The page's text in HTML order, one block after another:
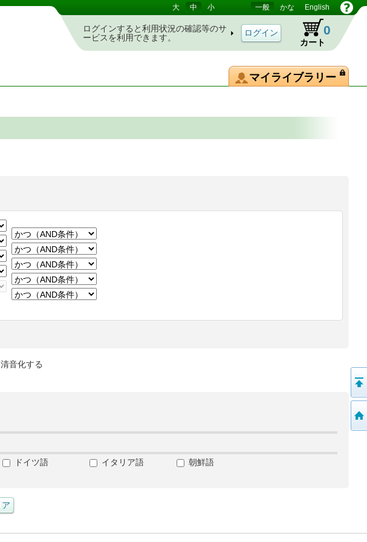
大 中 小 一般 かな English
ログインすると利用状況の確認等のサ
ービスを利用できます。
カート
0
マイライブラリー
清音化する
ドイツ語 イタリア語
朝鮮語